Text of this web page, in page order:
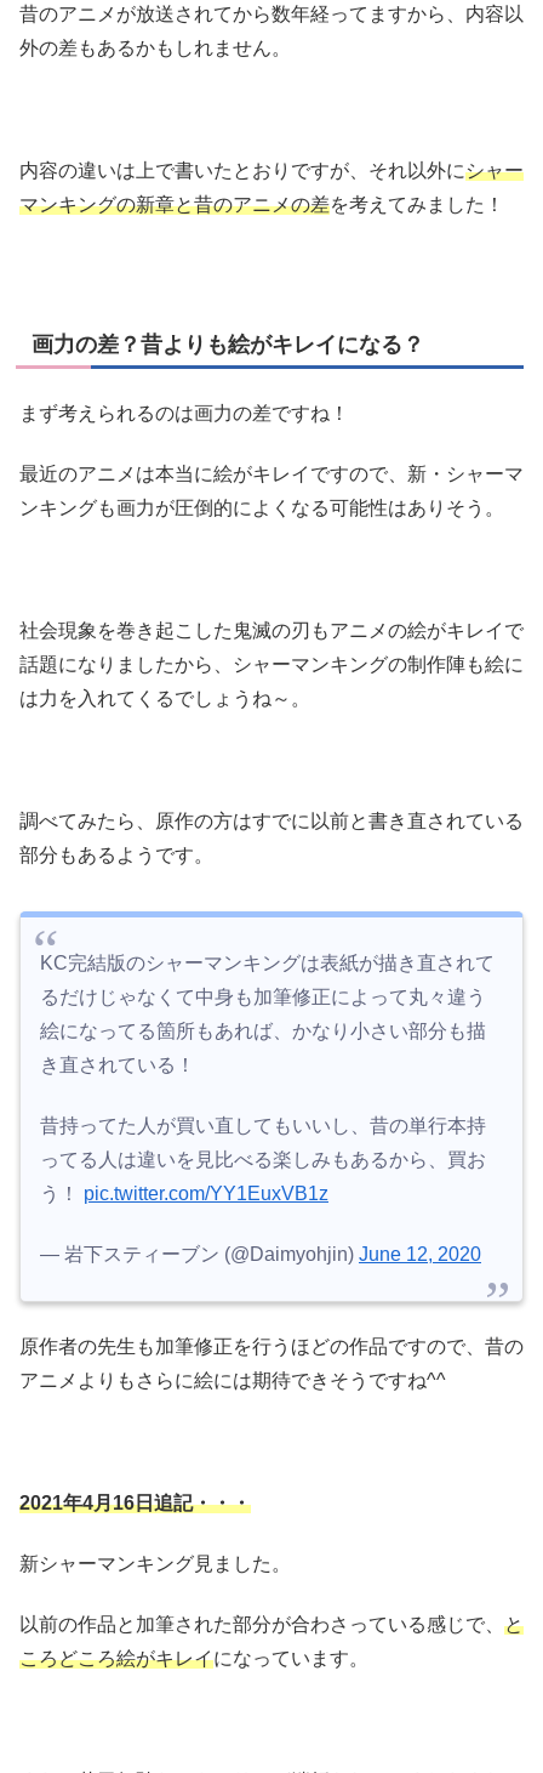
昔のアニメが放送されてから数年経ってますから、内容以
外の差もあるかもしれません。
内容の違いは上で書いたとおりですが、それ以外にシャー
マンキングの新章と昔のアニメの差を考えてみました！
画力の差？昔よりも絵がキレイになる？
まず考えられるのは画力の差ですね！
最近のアニメは本当に絵がキレイですので、新・シャーマ
ンキングも画力が圧倒的によくなる可能性はありそう。
社会現象を巻き起こした鬼滅の刃もアニメの絵がキレイで
話題になりましたから、シャーマンキングの制作陣も絵に
は力を入れてくるでしょうね～。
調べてみたら、原作の方はすでに以前と書き直されている
部分もあるようです。
KC完結版のシャーマンキングは表紙が描き直されて
るだけじゃなくて中身も加筆修正によって丸々違う
絵になってる箇所もあれば、かなり小さい部分も描
き直されている！
昔持ってた人が買い直してもいいし、昔の単行本持
ってる人は違いを見比べる楽しみもあるから、買お
う！ pic.twitter.com/YY1EuxVB1z
— 岩下スティーブン (@Daimyohjin) June 12, 2020
原作者の先生も加筆修正を行うほどの作品ですので、昔の
アニメよりもさらに絵には期待できそうですね^^
2021年4月16日追記・・・
新シャーマンキング見ました。
以前の作品と加筆された部分が合わさっている感じで、 と
ころどころ絵がキレイになっています。